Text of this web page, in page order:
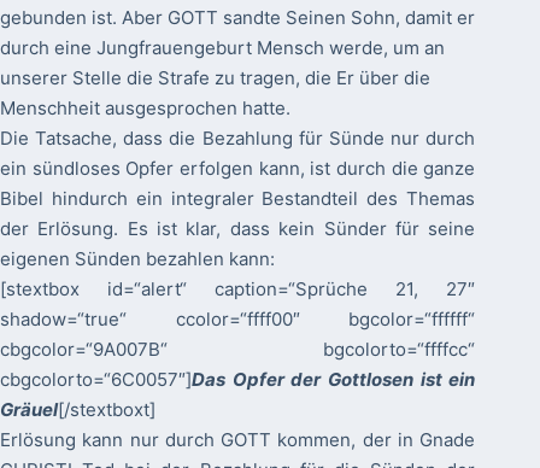
gebunden ist. Aber GOTT sandte Seinen Sohn, damit er
durch eine Jungfrauengeburt Mensch werde, um an
unserer Stelle die Strafe zu tragen, die Er über die
Menschheit ausgesprochen hatte.
Die Tatsache, dass die Bezahlung für Sünde nur durch
ein sündloses Opfer erfolgen kann, ist durch die ganze
Bibel hindurch ein integraler Bestandteil des Themas
der Erlösung. Es ist klar, dass kein Sünder für seine
eigenen Sünden bezahlen kann:
[stextbox id=“alert“ caption=“Sprüche 21, 27″
shadow=“true“ ccolor=“ffff00″ bgcolor=“ffffff“
cbgcolor=“9A007B“ bgcolorto=“ffffcc“
cbgcolorto=“6C0057″]Das Opfer der Gottlosen ist ein
Gräuel[/stextboxt]
Erlösung kann nur durch GOTT kommen, der in Gnade